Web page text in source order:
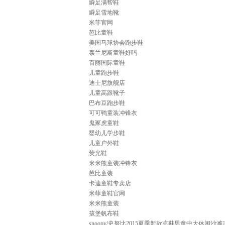
瞬足满帮鞋
瞬足雪地靴
米菲官网
芭比童鞋
美国马球协会跑步鞋
泰兰尼斯童鞋好吗
百丽国际童鞋
儿童跑步鞋
迪士尼旗舰店
儿童高跟靴子
巴布豆跑步鞋
可可鸭童装冲锋衣
鬼冢虎童鞋
婴幼儿学步鞋
儿童户外鞋
荧光鞋
米米熊童装冲锋衣
芭比童装
卡迪童鞋专卖店
米菲童鞋官网
米米熊童装
孩堡帆布鞋
snoopy/史努比2015夏季新款凉鞋男童中大休闲沙滩